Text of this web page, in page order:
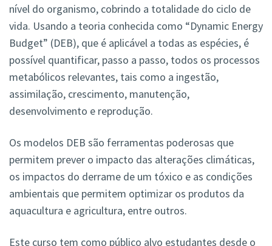
nível do organismo, cobrindo a totalidade do ciclo de
vida. Usando a teoria conhecida como “Dynamic Energy
Budget” (DEB), que é aplicável a todas as espécies, é
possível quantificar, passo a passo, todos os processos
metabólicos relevantes, tais como a ingestão,
assimilação, crescimento, manutenção,
desenvolvimento e reprodução.
Os modelos DEB são ferramentas poderosas que
permitem prever o impacto das alterações climáticas,
os impactos do derrame de um tóxico e as condições
ambientais que permitem optimizar os produtos da
aquacultura e agricultura, entre outros.
Este curso tem como público alvo estudantes desde o